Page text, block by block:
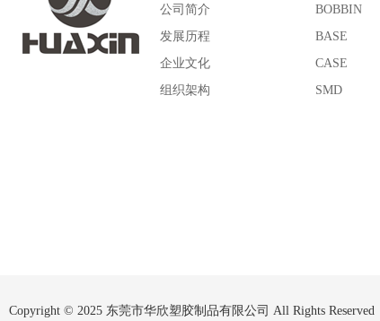
QPI VP
公司简介
发展历程
企业文化
组织架构
BOBBIN
BASE
CASE
SMD
Copyright © 2025 东莞市华欣塑胶制品有限公司 All Rights Reserved